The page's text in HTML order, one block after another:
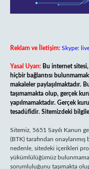
Reklam ve İletişim: Skype:
Yasal Uyarı: Bu internet
hiçbir bağlantısı
makaleler paylaşılmaktadır.
taşımamakta olup, gerçek
yapılmamaktadır. Gerçek
tesadüfidir. Sitemizdeki
Sitemiz, 5651 Sayılı Kanun
(BTK) tarafından onaylanmış
nedenle, sitedeki içerikleri
yükümlülüğümüz
sorumluluğunu taşımakta